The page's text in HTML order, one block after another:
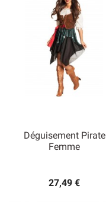
Déguisement Pirate
Femme
27,49 €